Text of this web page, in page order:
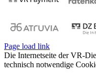
Page load link
Die Internetseite der VR-
technisch notwendige